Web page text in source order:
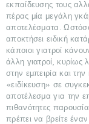
ΓΝΩΡΊΣΤΕ
ΤΟΥΣ
ΓΙΑΤΡΟΎΣ
ΜΑΣ
BLOG
εκπαίδευσης τους
πέρας μία μεγάλη
αποτελέσματα.
αποκτήσει ειδική
κάποιοι γιατροί
άλλη γιατροί,
στην εμπειρία και
«ειδίκευση» σε
αποτέλεσμα για την
πιθανότητες
πρέπει να βρείτε